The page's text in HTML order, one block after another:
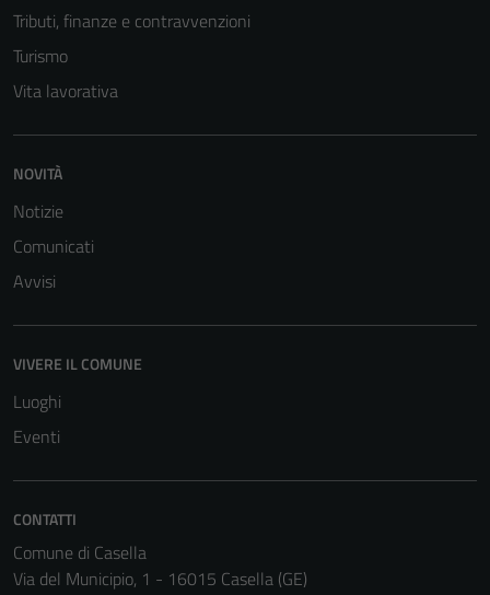
Tributi, finanze e contravvenzioni
Turismo
Vita lavorativa
NOVITÀ
Notizie
Comunicati
Avvisi
VIVERE IL COMUNE
Luoghi
Eventi
CONTATTI
Comune di Casella
Via del Municipio, 1 - 16015 Casella (GE)sono necessari